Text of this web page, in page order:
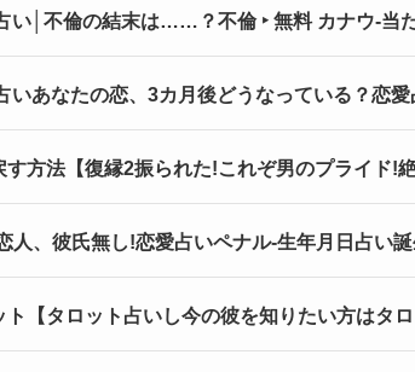
い│不倫の結末は……？不倫 ‣ 無料 カナウ-当た
いあなたの恋、3カ月後どうなっている？恋愛
方法【復縁2振られた!これぞ男のプライド!
人、彼氏無し!恋愛占いペナル-生年月日占い誕
【タロット占いし今の彼を知りたい方はタ